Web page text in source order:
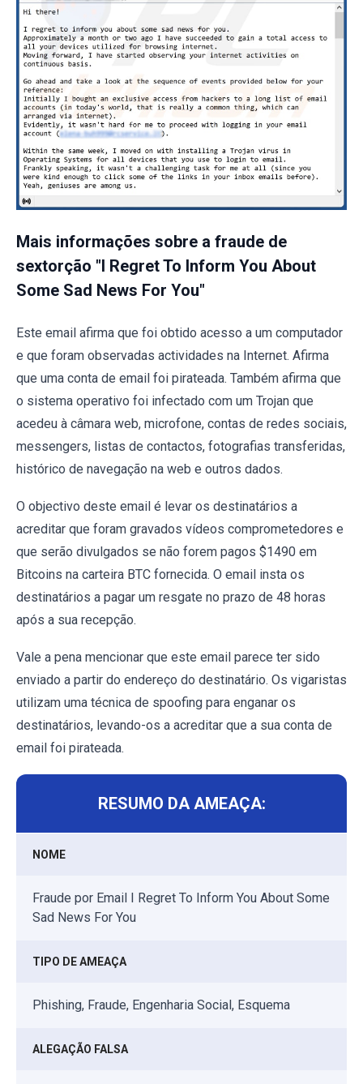
Mais informações sobre a fraude de
sextorção "I Regret To Inform You About
Some Sad News For You"
Este email afirma que foi obtido acesso a um computador
e que foram observadas actividades na Internet. Afirma
que uma conta de email foi pirateada. Também afirma que
o sistema operativo foi infectado com um Trojan que
acedeu à câmara web, microfone, contas de redes sociais,
messengers, listas de contactos, fotografias transferidas,
histórico de navegação na web e outros dados.
O objectivo deste email é levar os destinatários a
acreditar que foram gravados vídeos comprometedores e
que serão divulgados se não forem pagos $1490 em
Bitcoins na carteira BTC fornecida. O email insta os
destinatários a pagar um resgate no prazo de 48 horas
após a sua recepção.
Vale a pena mencionar que este email parece ter sido
enviado a partir do endereço do destinatário. Os vigaristas
utilizam uma técnica de spoofing para enganar os
destinatários, levando-os a acreditar que a sua conta de
email foi pirateada.
RESUMO DA AMEAÇA:
NOME
Fraude por Email I Regret To Inform You About Some
Sad News For You
TIPO DE AMEAÇA
Phishing, Fraude, Engenharia Social, Esquema
ALEGAÇÃO FALSA